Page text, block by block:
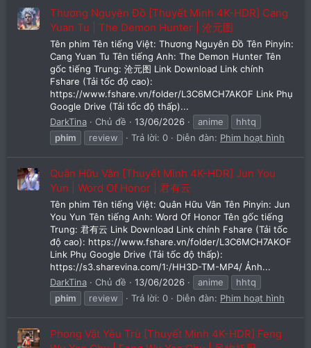
Thương Nguyên Đồ [Thuyết Minh 4K-HDR] Cang
Yuan Tu | The Demon Hunter | 沧元图
Tên phim Tên tiếng Việt: Thương Nguyên Đồ Tên Pinyin:
Cang Yuan Tu Tên tiếng Anh: The Demon Hunter Tên
gốc tiếng Trung: 沧元图 Link Download Link chính
Fshare (Tải tốc độ cao):
https://www.fshare.vn/folder/L3C6MCH7AKOF Link Phụ
Google Drive (Tải tốc độ thấp)...
DarkTina
Chủ đề 13/06/2026 anime
hhtq
phim
review Trả lời: 0 Diễn đàn: Phim hoạt hình
Quân Hữu Vân [Thuyết Minh 4K-HDR] Jun You
Yun | Word Of Honor | 君有云
Tên phim Tên tiếng Việt: Quân Hữu Vân Tên Pinyin: Jun
You Yun Tên tiếng Anh: Word Of Honor Tên gốc tiếng
Trung: 君有云 Link Download Link chính Fshare (Tải tốc
độ cao): https://www.fshare.vn/folder/L3C6MCH7AKOF
Link Phụ Google Drive (Tải tốc độ thấp):
https://s3.sharevina.com/1:/HH3D-TM-MP4/ Ảnh...
DarkTina
Chủ đề 13/06/2026 anime
hhtq
phim
review Trả lời: 0 Diễn đàn: Phim hoạt hình
Phong Vật Yêu Trù [Thuyết Minh 4K-HDR] Feng